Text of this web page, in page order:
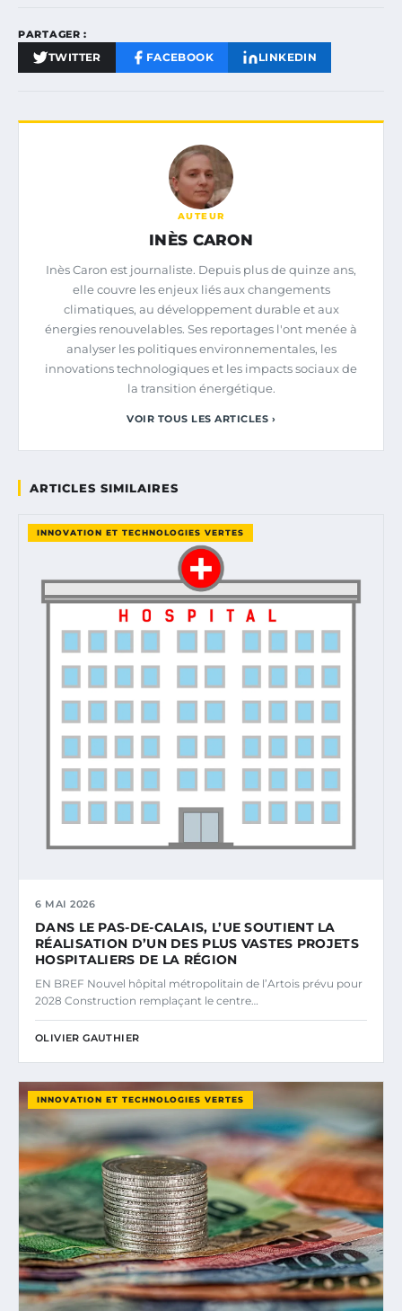
PARTAGER :
TWITTER FACEBOOK LINKEDIN
AUTEUR
INÈS CARON
Inès Caron est journaliste. Depuis plus de quinze ans,
elle couvre les enjeux liés aux changements
climatiques, au développement durable et aux
énergies renouvelables. Ses reportages l'ont menée à
analyser les politiques environnementales, les
innovations technologiques et les impacts sociaux de
la transition énergétique.
VOIR TOUS LES ARTICLES ›
ARTICLES SIMILAIRES
INNOVATION ET TECHNOLOGIES VERTES
6 MAI 2026
DANS LE PAS-DE-CALAIS, L’UE SOUTIENT LA
RÉALISATION D’UN DES PLUS VASTES PROJETS
HOSPITALIERS DE LA RÉGION
EN BREF Nouvel hôpital métropolitain de l’Artois prévu pour
2028 Construction remplaçant le centre…
OLIVIER GAUTHIER
INNOVATION ET TECHNOLOGIES VERTES